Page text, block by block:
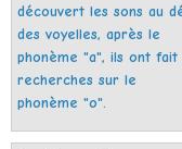
découvert les sons au
des voyelles, après le
phonème "a", ils ont fait
recherches sur le
phonème "o".